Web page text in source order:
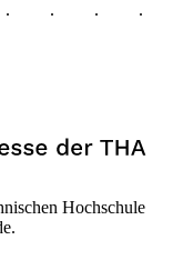
Hochschule